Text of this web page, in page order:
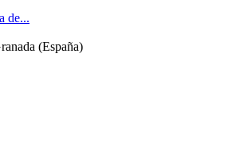
de...
(España)